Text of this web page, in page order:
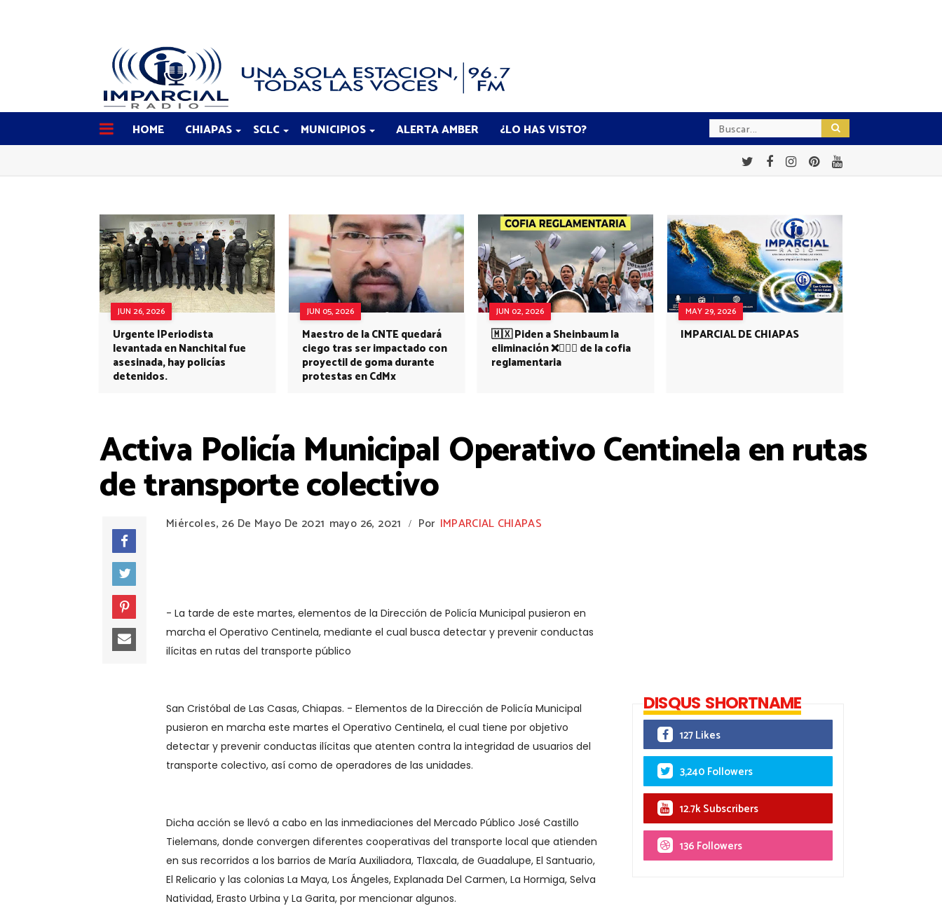
HOME CHIAPAS SCLC MUNICIPIOS ALERTA AMBER ¿LO HAS VISTO?
JUN 26, 2026
Urgente |Periodista
levantada en Nanchital fue
asesinada, hay policías
detenidos.
JUN 05, 2026
Maestro de la CNTE quedará
ciego tras ser impactado con
proyectil de goma durante
protestas en CdMx
JUN 02, 2026
🇲🇽 Piden a Sheinbaum la
eliminación ❌👩🏻‍⚕️ de la cofia
reglamentaria
MAY 29, 2026
IMPARCIAL DE CHIAPAS
Activa Policía Municipal Operativo Centinela en rutas
de transporte colectivo
Miércoles, 26 De Mayo De 2021 mayo 26, 2021 / Por IMPARCIAL CHIAPAS
- La tarde de este martes, elementos de la Dirección de Policía Municipal pusieron en
marcha el Operativo Centinela, mediante el cual busca detectar y prevenir conductas
ilícitas en rutas del transporte público
San Cristóbal de Las Casas, Chiapas. - Elementos de la Dirección de Policía Municipal
pusieron en marcha este martes el Operativo Centinela, el cual tiene por objetivo
detectar y prevenir conductas ilícitas que atenten contra la integridad de usuarios del
transporte colectivo, así como de operadores de las unidades.
Dicha acción se llevó a cabo en las inmediaciones del Mercado Público José Castillo
Tielemans, donde convergen diferentes cooperativas del transporte local que atienden
en sus recorridos a los barrios de María Auxiliadora, Tlaxcala, de Guadalupe, El Santuario,
El Relicario y las colonias La Maya, Los Ángeles, Explanada Del Carmen, La Hormiga, Selva
Natividad, Erasto Urbina y La Garita, por mencionar algunos.
DISQUS SHORTNAME
127 Likes
3,240 Followers
12.7k Subscribers
136 Followers